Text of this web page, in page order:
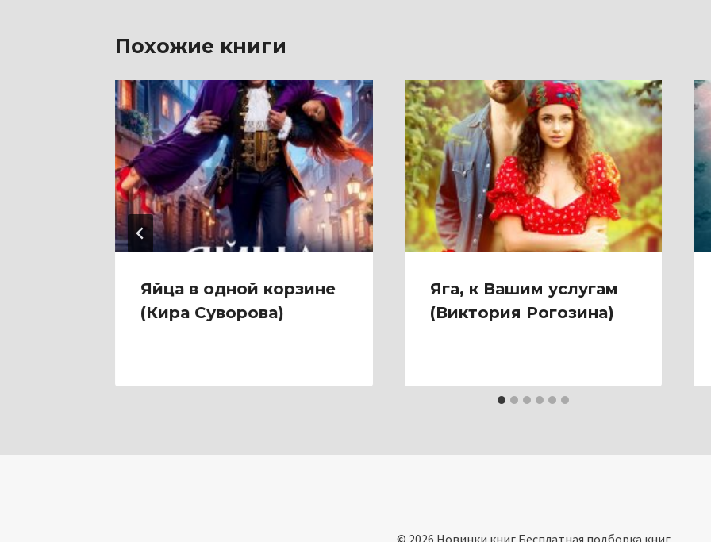
Похожие книги
Яйца в одной корзине
(Кира Суворова)
Яга, к Вашим услугам
(Виктория Рогозина)